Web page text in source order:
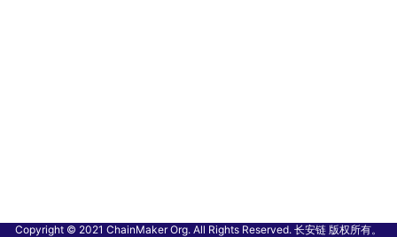
Copyright © 2021 ChainMaker Org. All Rights Reserved. 长安链 版权所有。